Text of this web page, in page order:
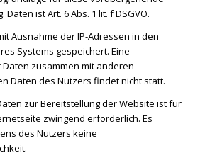
Daten ist Art. 6 Abs. 1 lit. f DSGVO.
Ausnahme der IP-Adressen in den
Systems gespeichert. Eine
zusammen mit anderen
Daten des Nutzers findet nicht statt.
zur Bereitstellung der Website ist für
zwingend erforderlich. Es
des Nutzers keine